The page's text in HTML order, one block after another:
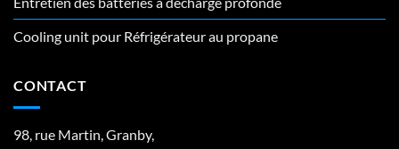
Cooling unit pour Réfrigérateur au propane
CONTACT
98, rue Martin, Granby,